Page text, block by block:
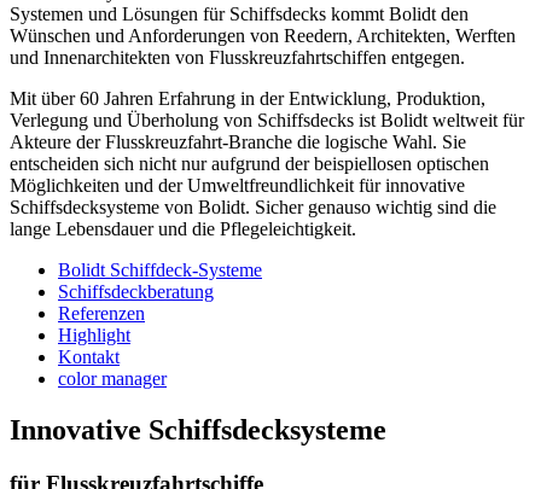
Systemen und Lösungen für Schiffsdecks kommt Bolidt den
Wünschen und Anforderungen von Reedern, Architekten, Werften
und Innenarchitekten von Flusskreuzfahrtschiffen entgegen.
Mit über 60 Jahren Erfahrung in der Entwicklung, Produktion,
Verlegung und Überholung von Schiffsdecks ist Bolidt weltweit für
Akteure der Flusskreuzfahrt-Branche die logische Wahl. Sie
entscheiden sich nicht nur aufgrund der beispiellosen optischen
Möglichkeiten und der Umweltfreundlichkeit für innovative
Schiffsdecksysteme von Bolidt. Sicher genauso wichtig sind die
lange Lebensdauer und die Pflegeleichtigkeit.
Bolidt Schiffdeck-Systeme
Schiffsdeckberatung
Referenzen
Highlight
Kontakt
color manager
Innovative Schiffsdecksysteme
für Flusskreuzfahrtschiffe